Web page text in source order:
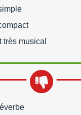
très musical